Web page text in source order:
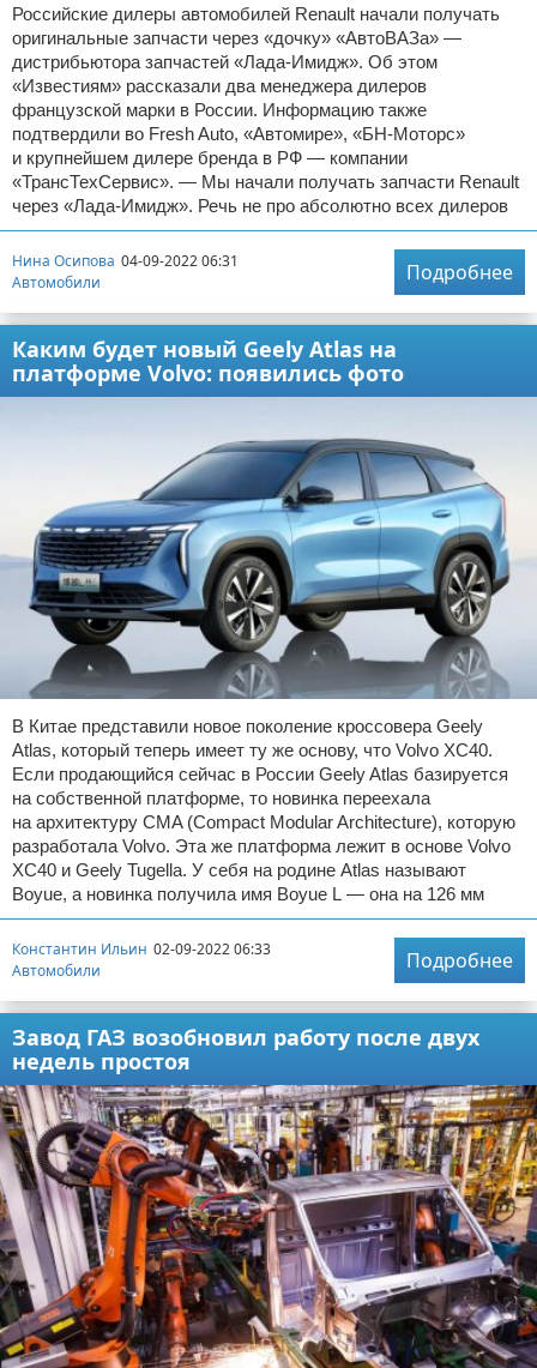
Российские дилеры автомобилей Renault начали получать
оригинальные запчасти через «дочку» «АвтоВАЗа» —
дистрибьютора запчастей «Лада-Имидж». Об этом
«Известиям» рассказали два менеджера дилеров
французской марки в России. Информацию также
подтвердили во Fresh Auto, «Автомире», «БН-Моторс»
и крупнейшем дилере бренда в РФ — компании
«ТрансТехСервис». — Мы начали получать запчасти Renault
через «Лада-Имидж». Речь не про абсолютно всех дилеров
Нина Осипова 04-09-2022 06:31
Автомобили
Подробнее
Каким будет новый Geely Atlas на
платформе Volvo: появились фото
В Китае представили новое поколение кроссовера Geely
Atlas, который теперь имеет ту же основу, что Volvo XC40.
Если продающийся сейчас в России Geely Atlas базируется
на собственной платформе, то новинка переехала
на архитектуру CMA (Compact Modular Architecture), которую
разработала Volvo. Эта же платформа лежит в основе Volvo
XC40 и Geely Tugella. У себя на родине Atlas называют
Boyue, а новинка получила имя Boyue L — она на 126 мм
Константин Ильин 02-09-2022 06:33
Автомобили
Подробнее
Завод ГАЗ возобновил работу после двух
недель простоя